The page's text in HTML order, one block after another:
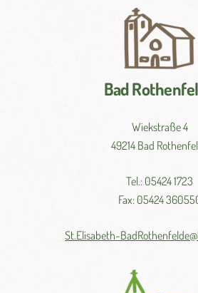
Bad
Wiekstraße 4
49214 Bad
Tel.: 05424 1723
Fax: 05424
St.Elisabeth-BadRothenfelde@